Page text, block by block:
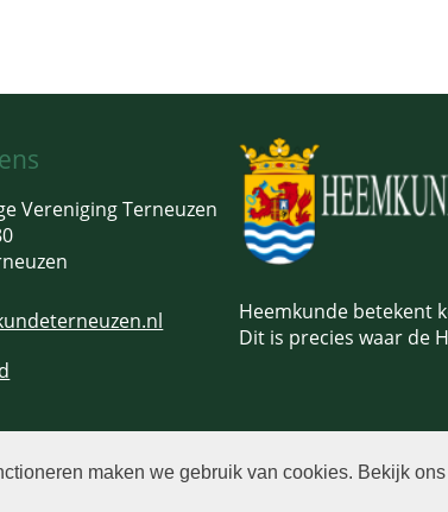
maken we gebruik van cookies. Bekijk
Vereniging Terneuzen
Heemkunde betekent
Dit is precies waar de
© 2026 Heemkundige